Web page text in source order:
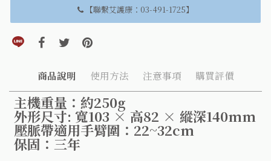
【聯繫艾護康：03-491-1725】
分享到line(另開視窗)
分享到facebook(另開視窗)
分享到twitter(另開視窗)
分享到pinterest(另開視窗)
商品說明 使用方法 注意事項 購買評價
主機重量：約250g
外形尺寸: 寬103 × 高82 × 縱深140mm
壓脈帶適用手臂圍：22~32cm
保固：三年